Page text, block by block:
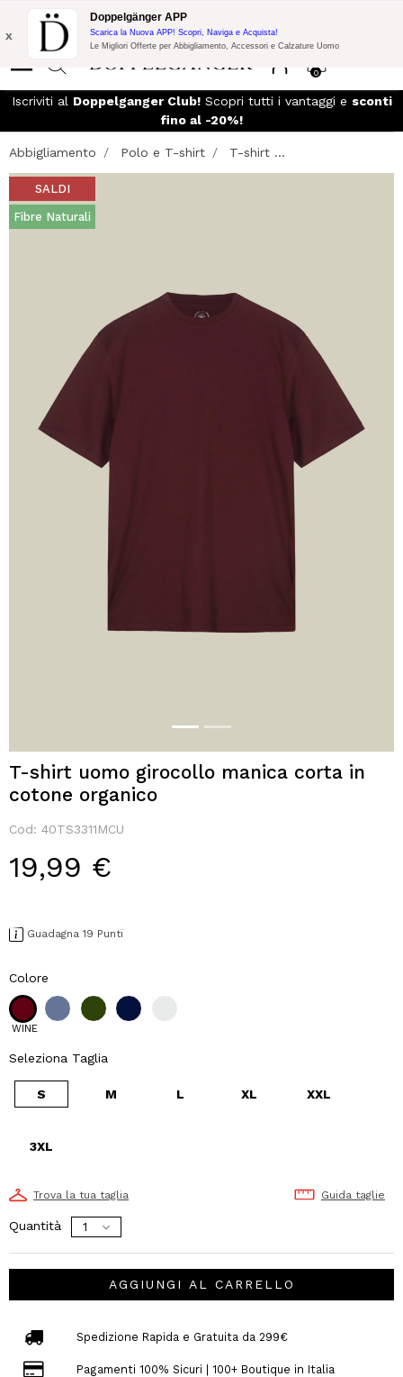
Promo Flash:
10% di Extra Sconto su 300€ di Acquisto con codice:
DOPPEL300
0
x
Doppelgänger APP
Scarica la Nuova APP! Scopri, Naviga e Acquista!
Le Migliori Offerte per Abbigliamento, Accessori e Calzature Uomo
Iscriviti al Doppelganger Club!Scopri tutti i vantaggi e sconti
fino al -20%!
Abbigliamento Polo e T-shirt T-shirt ...
SALDI
Fibre Naturali
T-shirt uomo girocollo manica corta in
cotone organico
Cod: 40TS3311MCU
19,99 €
Guadagna 19 Punti
Colore
WINE
Seleziona Taglia
S M L XL XXL
3XL
Trova la tua taglia Guida taglie
Quantità
AGGIUNGI AL CARRELLO
Spedizione Rapida e Gratuita da 299€
Pagamenti 100% Sicuri | 100+ Boutique in Italia